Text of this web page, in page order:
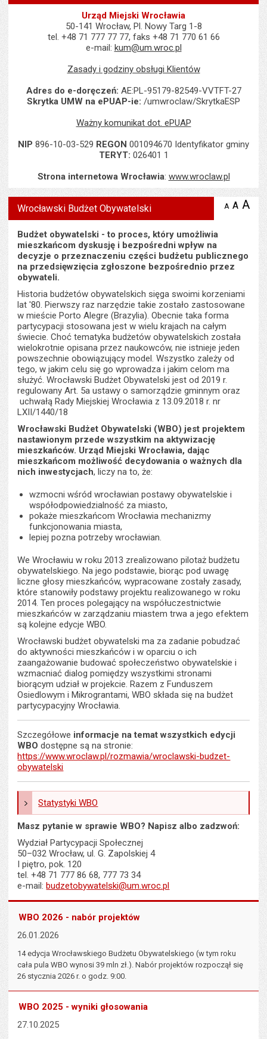
Urząd Miejski Wrocławia
50-141 Wrocław, Pl. Nowy Targ 1-8
tel. +48 71 777 77 77, faks +48 71 770 61 66
e-mail: kum@um.wroc.pl
Zasady i godziny obsługi Klientów
Adres do e-doręczeń: AE:PL-95179-82549-VVTFT-27
Skrytka UMW na ePUAP-ie: /umwroclaw/SkrytkaESP
Ważny komunikat dot. ePUAP
NIP 896-10-03-529 REGON 001094670 Identyfikator gminy
TERYT: 026401 1
Strona internetowa Wrocławia: www.wroclaw.pl
Wrocławski Budżet Obywatelski A zmniejsz
A A
Budżet obywatelski - to proces, który umożliwia
mieszkańcom dyskusję i bezpośredni wpływ na
decyzje o przeznaczeniu części budżetu publicznego
na przedsięwzięcia zgłoszone bezpośrednio przez
obywateli.
Historia budżetów obywatelskich sięga swoimi korzeniami
lat '80. Pierwszy raz narzędzie takie zostało zastosowane
w mieście Porto Alegre (Brazylia). Obecnie taka forma
partycypacji stosowana jest w wielu krajach na całym
świecie. Choć tematyka budżetów obywatelskich została
wielokrotnie opisana przez naukowców, nie istnieje jeden
powszechnie obowiązujący model. Wszystko zależy od
tego, w jakim celu się go wprowadza i jakim celom ma
służyć. Wrocławski Budżet Obywatelski jest od 2019 r.
regulowany Art. 5a ustawy o samorządzie gminnym oraz
uchwałą Rady Miejskiej Wrocławia z 13.09.2018 r. nr
LXII/1440/18
Wrocławski Budżet Obywatelski (WBO) jest projektem
nastawionym przede wszystkim na aktywizację
mieszkańców. Urząd Miejski Wrocławia, dając
mieszkańcom możliwość decydowania o ważnych dla
nich inwestycjach, liczy na to, że:
wzmocni wśród wrocławian postawy obywatelskie i
współodpowiedzialność za miasto,
pokaże mieszkańcom Wrocławia mechanizmy
funkcjonowania miasta,
lepiej pozna potrzeby wrocławian.
We Wrocławiu w roku 2013 zrealizowano pilotaż budżetu
obywatelskiego. Na jego podstawie, biorąc pod uwagę
liczne głosy mieszkańców, wypracowane zostały zasady,
które stanowiły podstawy projektu realizowanego w roku
2014. Ten proces polegający na współuczestnictwie
mieszkańców w zarządzaniu miastem trwa a jego efektem
są kolejne edycje WBO.
Wrocławski budżet obywatelski ma za zadanie pobudzać
do aktywności mieszkańców i w oparciu o ich
zaangażowanie budować społeczeństwo obywatelskie i
wzmacniać dialog pomiędzy wszystkimi stronami
biorącym udział w projekcie. Razem z Funduszem
Osiedlowym i Mikrograntami, WBO składa się na budżet
partycypacyjny Wrocławia.
Szczegółowe informacje na temat wszystkich edycji
WBO dostępne są na stronie:
https://www.wroclaw.pl/rozmawia/wroclawski-budzet-
obywatelski
Statystyki WBO
Masz pytanie w sprawie WBO? Napisz albo zadzwoń:
Wydział Partycypacji Społecznej
50–032 Wrocław, ul. G. Zapolskiej 4
I piętro, pok. 120
tel. +48 71 777 86 68, 777 73 34
e-mail:budzetobywatelski@um.wroc.pl
WBO 2026 - nabór projektów
26.01.2026
14 edycja Wrocławskiego Budżetu Obywatelskiego (w tym roku
cała pula WBO wynosi 39 mln zł.). Nabór projektów rozpoczął się
26 stycznia 2026 r. o godz. 9:00.
WBO 2025 - wyniki głosowania
27.10.2025